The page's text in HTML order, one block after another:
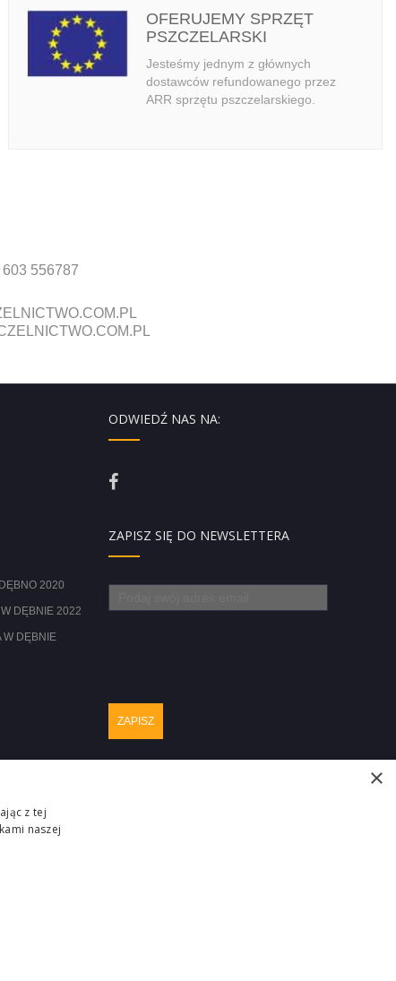
OFERUJEMY SPRZĘT
PSZCZELARSKI
Jesteśmy jednym z głównych
dostawców refundowanego przez
ARR sprzętu pszczelarskiego.
556787
2020
DĘBNIE 2022
W DĘBNIE
ODWIEDŹ NAS NA:
ZAPISZ SIĘ DO NEWSLETTERA
×
z tej
naszej